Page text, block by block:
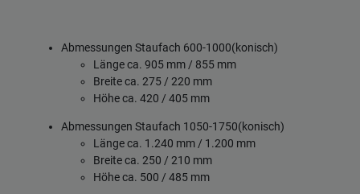
Abmessungen Staufach 600-1000(konisch)
Länge ca. 905 mm / 855 mm
Breite ca. 275 / 220 mm
Höhe ca. 420 / 405 mm
Abmessungen Staufach 1050-1750(konisch)
Länge ca. 1.240 mm / 1.200 mm
Breite ca. 250 / 210 mm
Höhe ca. 500 / 485 mm